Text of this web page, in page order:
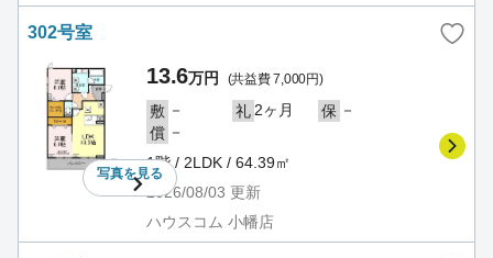
302号室
写真を見る
13.6万円 (共益費 7,000円)
敷 － 礼 2ヶ月 保 －
償 －
1階 / 2LDK / 64.39㎡
2026/08/03 更新
ハウスコム 小幡店